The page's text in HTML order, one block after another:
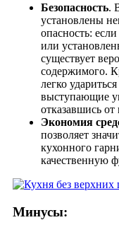
Безопасность.
установлены
опасность:
или
существует
содержимого.
легко
выступающие
отказавшись от
Экономия
позволяет
кухонного
качественную
Минусы: